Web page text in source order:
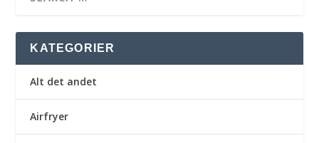
KATEGORIER
Alt det andet
Airfryer